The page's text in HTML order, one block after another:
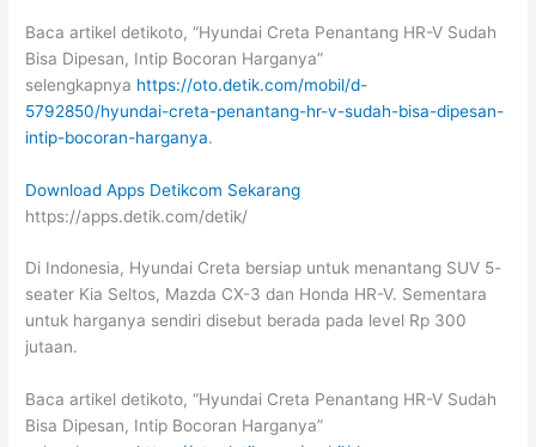
Baca artikel detikoto, “Hyundai Creta Penantang HR-V Sudah
Bisa Dipesan, Intip Bocoran Harganya”
selengkapnya https://oto.detik.com/mobil/d-
5792850/hyundai-creta-penantang-hr-v-sudah-bisa-dipesan-
intip-bocoran-harganya.
Download Apps Detikcom Sekarang
https://apps.detik.com/detik/
Di Indonesia, Hyundai Creta bersiap untuk menantang SUV 5-
seater Kia Seltos, Mazda CX-3 dan Honda HR-V. Sementara
untuk harganya sendiri disebut berada pada level Rp 300
jutaan.
Baca artikel detikoto, “Hyundai Creta Penantang HR-V Sudah
Bisa Dipesan, Intip Bocoran Harganya”